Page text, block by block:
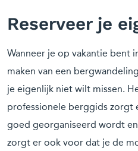
Reserveer je
Wanneer je op vakantie bent
maken van een
je eigenlijk niet wilt missen.
professionele berggids zorgt
goed georganiseerd wordt
zorgt er ook voor dat je de